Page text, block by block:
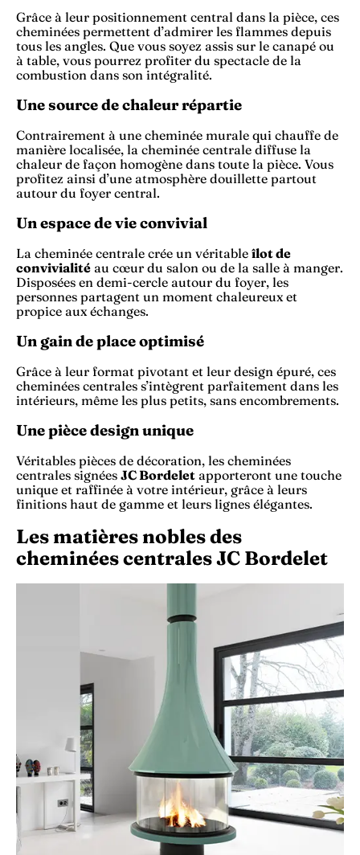
Grâce à leur positionnement central dans la pièce, ces
cheminées permettent d’admirer les flammes depuis
tous les angles. Que vous soyez assis sur le canapé ou
à table, vous pourrez profiter du spectacle de la
combustion dans son intégralité.
Une source de chaleur répartie
Contrairement à une cheminée murale qui chauffe de
manière localisée, la cheminée centrale diffuse la
chaleur de façon homogène dans toute la pièce. Vous
profitez ainsi d’une atmosphère douillette partout
autour du foyer central.
Un espace de vie convivial
La cheminée centrale crée un véritable îlot de
convivialité au cœur du salon ou de la salle à manger.
Disposées en demi-cercle autour du foyer, les
personnes partagent un moment chaleureux et
propice aux échanges.
Un gain de place optimisé
Grâce à leur format pivotant et leur design épuré, ces
cheminées centrales s’intègrent parfaitement dans les
intérieurs, même les plus petits, sans encombrements.
Une pièce design unique
Véritables pièces de décoration, les cheminées
centrales signées JC Bordelet apporteront une touche
unique et raffinée à votre intérieur, grâce à leurs
finitions haut de gamme et leurs lignes élégantes.
Les matières nobles des
cheminées centrales JC Bordelet